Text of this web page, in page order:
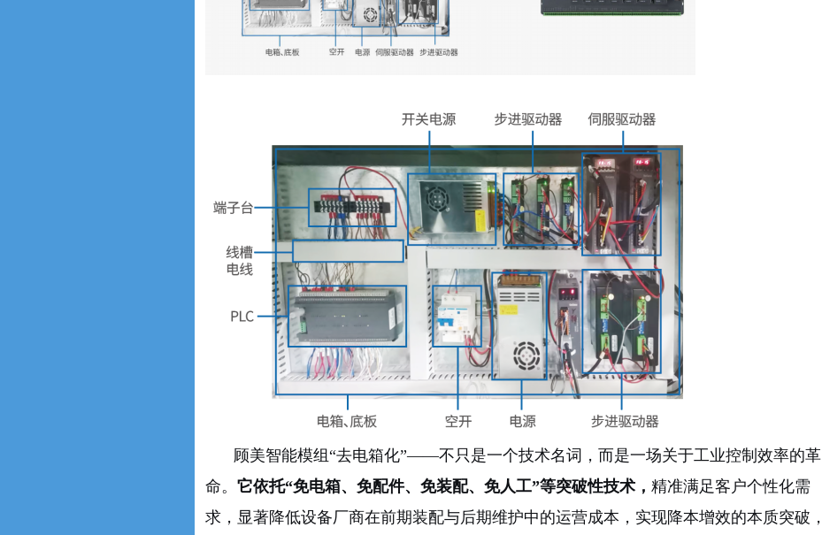
顾美智能模组“去电箱化”——不只是一个技术名词，而是一场关于工业控制效率的革
命。 它依托“免电箱、免配件、免装配、免人工”等突破性技术， 精准满足客户个性化需
求，显著降低设备厂商在前期装配与后期维护中的运营成本，实现降本增效的本质突破，